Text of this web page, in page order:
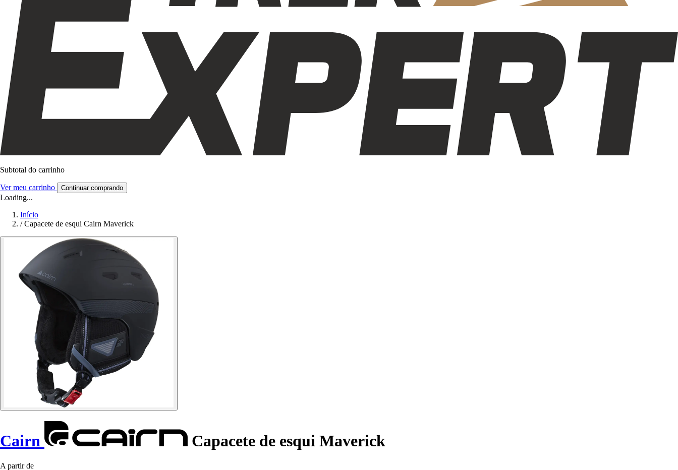
Subtotal do carrinho
Ver meu carrinho Continuar comprando
Loading...
Início
/ Capacete de esqui Cairn Maverick
Cairn Capacete de esqui Maverick
A partir de